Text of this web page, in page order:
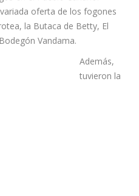
compartieron la actuación de
en el Pueblo Canario.
oferta de los fogones
la Butaca de Betty, El